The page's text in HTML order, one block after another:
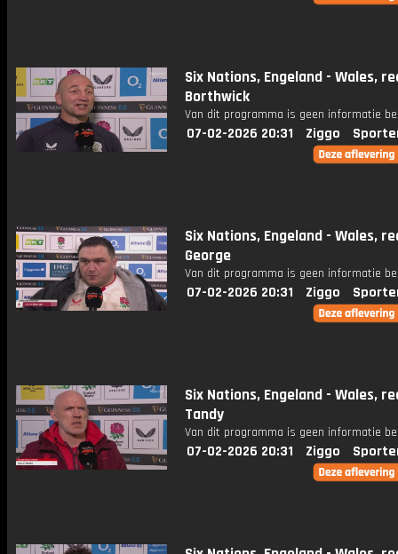
Six Nations, Engeland - Wales,
Borthwick
Van dit programma is geen informatie
07-02-2026 20:31 Ziggo
Six Nations, Engeland - Wales,
George
Van dit programma is geen informatie
07-02-2026 20:31 Ziggo
Six Nations, Engeland - Wales,
Tandy
Van dit programma is geen informatie
07-02-2026 20:31 Ziggo